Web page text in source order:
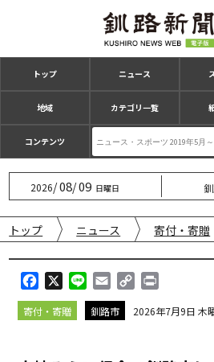
トップ ニュース
地域 カテゴリ一覧
コンテンツ
2026/08/09 日曜日
トップ ニュース 寄付・寄贈
a
c
i
n
m
a
p
i
寄付・寄贈 釧路市 2026年7月9日 木